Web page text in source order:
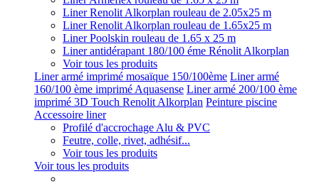
Liner Renolit Alkorplan rouleau de 2.05x25 m
Liner Renolit Alkorplan rouleau de 1.65x25 m
Liner Poolskin rouleau de 1.65 x 25 m
Liner antidérapant 180/100 éme Rénolit Alkorplan
Voir tous les produits
Liner armé imprimé mosaïque 150/100ème Liner armé
160/100 ème imprimé Aquasense Liner armé 200/100 ème
imprimé 3D Touch Renolit Alkorplan Peinture piscine
Accessoire liner
Profilé d'accrochage Alu & PVC
Feutre, colle, rivet, adhésif...
Voir tous les produits
Voir tous les produits